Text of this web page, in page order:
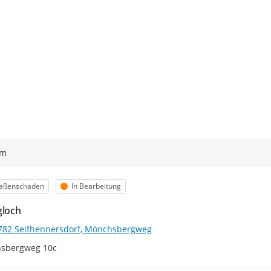
Status
In Bearbeitung
Seifhennersdorf, Mönchsbergweg
10c